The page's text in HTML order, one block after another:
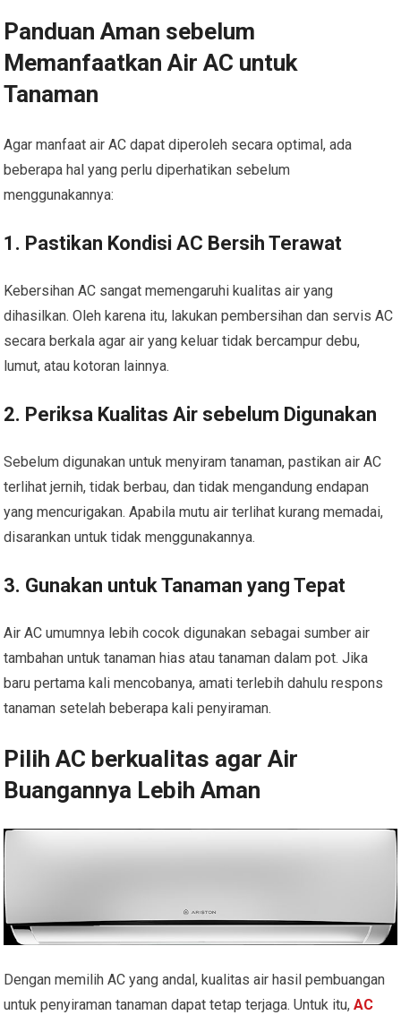
Panduan Aman sebelum
Memanfaatkan Air AC untuk
Tanaman
Agar manfaat air AC dapat diperoleh secara optimal, ada
beberapa hal yang perlu diperhatikan sebelum
menggunakannya:
1. Pastikan Kondisi AC Bersih Terawat
Kebersihan AC sangat memengaruhi kualitas air yang
dihasilkan. Oleh karena itu, lakukan pembersihan dan servis AC
secara berkala agar air yang keluar tidak bercampur debu,
lumut, atau kotoran lainnya.
2. Periksa Kualitas Air sebelum Digunakan
Sebelum digunakan untuk menyiram tanaman, pastikan air AC
terlihat jernih, tidak berbau, dan tidak mengandung endapan
yang mencurigakan. Apabila mutu air terlihat kurang memadai,
disarankan untuk tidak menggunakannya.
3. Gunakan untuk Tanaman yang Tepat
Air AC umumnya lebih cocok digunakan sebagai sumber air
tambahan untuk tanaman hias atau tanaman dalam pot. Jika
baru pertama kali mencobanya, amati terlebih dahulu respons
tanaman setelah beberapa kali penyiraman.
Pilih AC berkualitas agar Air
Buangannya Lebih Aman
Dengan memilih AC yang andal, kualitas air hasil pembuangan
untuk penyiraman tanaman dapat tetap terjaga. Untuk itu,AC